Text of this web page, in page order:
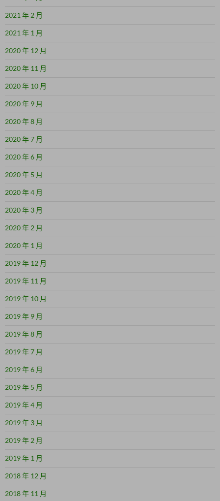
2021 年 2 月
2021 年 1 月
2020 年 12 月
2020 年 11 月
2020 年 10 月
2020 年 9 月
2020 年 8 月
2020 年 7 月
2020 年 6 月
2020 年 5 月
2020 年 4 月
2020 年 3 月
2020 年 2 月
2020 年 1 月
2019 年 12 月
2019 年 11 月
2019 年 10 月
2019 年 9 月
2019 年 8 月
2019 年 7 月
2019 年 6 月
2019 年 5 月
2019 年 4 月
2019 年 3 月
2019 年 2 月
2019 年 1 月
2018 年 12 月
2018 年 11 月